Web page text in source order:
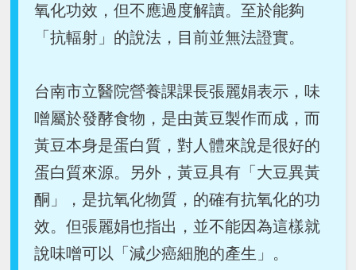
氧化功效，但不應過度解讀。至於能夠
「抗輻射」的說法，目前並無法證實。
台南市立醫院營養課課長張麗娟表示，味
噌屬於發酵食物，是由黃豆製作而成，而
黃豆本身是蛋白質，對人體來說是很好的
蛋白質來源。另外，黃豆具有「大豆異黃
酮」，是抗氧化物質，的確有抗氧化的功
效。但張麗娟也指出，並不能因為這樣就
說味噌可以「減少癌細胞的產生」。